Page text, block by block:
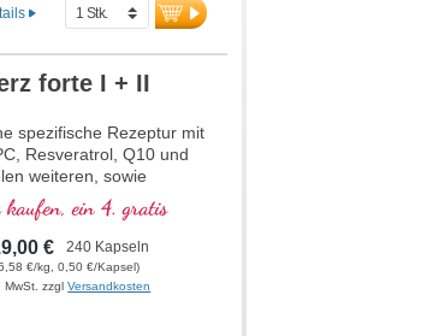
forte I + II
spezifische Rezeptur mit
Resveratrol, Q10 und
weiteren, sowie
welches zu einer
Herzfunktion
(Rezeptur 1 und
2)
kaufen, ein 4. gratis
€ 240 Kapseln
€/kg, 0,50 €/Kapsel)
MwSt. zzglVersandkosten